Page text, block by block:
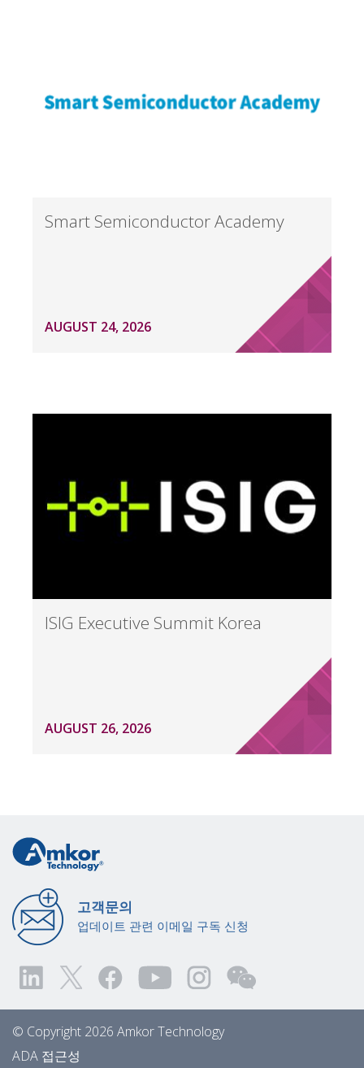
Smart Semiconductor Academy
AUGUST 24, 2026
ISIG Executive Summit Korea
AUGUST 26, 2026
고객문의
업데이트 관련 이메일 구독 신청
© Copyright 2026 Amkor Technology
ADA 접근성